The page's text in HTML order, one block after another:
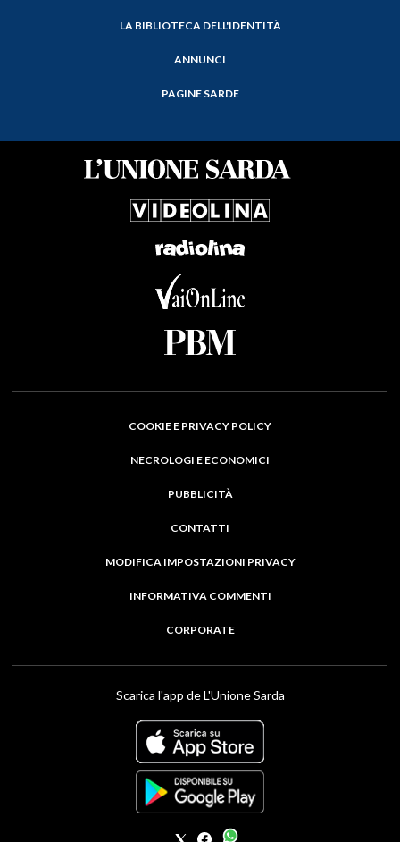
LA BIBLIOTECA DELL'IDENTITÀ
ANNUNCI
PAGINE SARDE
COOKIE E PRIVACY POLICY
NECROLOGI E ECONOMICI
PUBBLICITÀ
CONTATTI
MODIFICA IMPOSTAZIONI PRIVACY
INFORMATIVA COMMENTI
CORPORATE
Scarica l'app de L'Unione Sarda